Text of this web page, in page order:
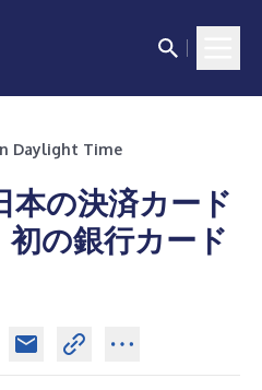
Daylight Time
本の決済カード
の銀行カード